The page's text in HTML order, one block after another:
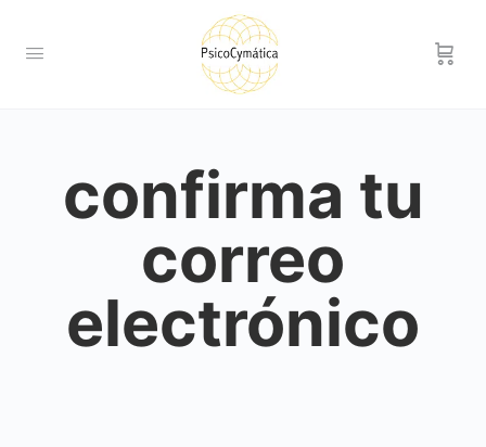
confirma tu
correo
electrónico